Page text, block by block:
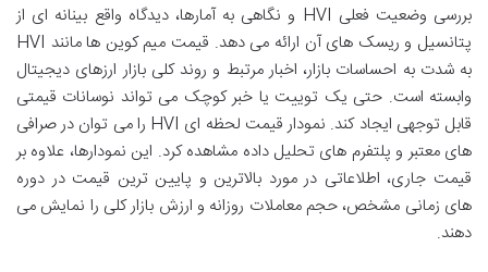
بررسی وضعیت فعلی HVI و نگاهی به آمارها، دیدگاه واقع بینانه ای از
پتانسیل و ریسک های آن ارائه می دهد. قیمت میم کوین ها مانند HVI
به شدت به احساسات بازار، اخبار مرتبط و روند کلی بازار ارزهای دیجیتال
وابسته است. حتی یک توییت یا خبر کوچک می تواند نوسانات قیمتی
قابل توجهی ایجاد کند. نمودار قیمت لحظه ای HVI را می توان در صرافی
های معتبر و پلتفرم های تحلیل داده مشاهده کرد. این نمودارها، علاوه بر
قیمت جاری، اطلاعاتی در مورد بالاترین و پایین ترین قیمت در دوره
های زمانی مشخص، حجم معاملات روزانه و ارزش بازار کلی را نمایش می
دهند.